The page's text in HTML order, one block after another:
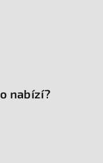
nabízí?